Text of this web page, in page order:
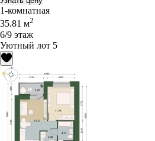
1-комнатная
35.81 м2
6/9 этаж
Уютный лот 5